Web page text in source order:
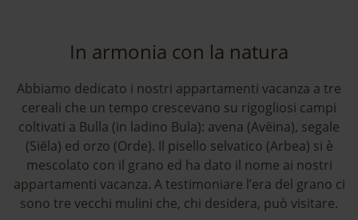
In armonia con la natura
Abbiamo dedicato i nostri appartamenti vacanza a tre
cereali che un tempo crescevano su rigogliosi campi
coltivati a Bulla (in ladino Bula): avena (Avëina), segale
(Siëla) ed orzo (Orde). Il pisello selvatico (Arbea) si è
mescolato con il grano ed ha dato il nome ai nostri
appartamenti vacanza. A testimoniare l’era del grano ci
sono tre vecchi mulini che, chi desidera, può visitare.
Il bilocale Siëla è composto da una camera da
letto e da una zona giorno di ampie
dimensioni in cui è collocato un divano letto
che consente di ospitare altre due bambini.
Mobili in legno massiccio al naturale